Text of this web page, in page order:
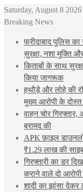
Saturday, August 8 2026
Breaking News
फरीदाबाद पुलिस का
सुरक्षा, नशा मुक्ति
किताबों के साथ
किया जागरूक
हथौड़े और लोहे की
मुख्य आरोपी के
वाहन चोर
बरामद की
APK फ़ाइल
₹1.29 लाख की
गिरफ्तारी का डर
कराने वाले दो आरोपी
शादी का झांसा देकर